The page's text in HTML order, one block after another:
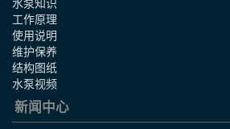
工作原理
使用说明
维护保养
结构图纸
水泵视频
新闻中心